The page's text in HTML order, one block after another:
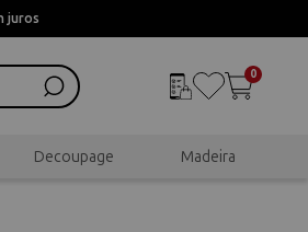
juros
0
Decoupage Madeira